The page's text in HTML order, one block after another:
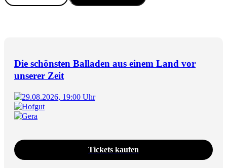
Die schönsten Balladen aus einem Land vor
unserer Zeit
29.08.2026, 19:00 Uhr
Hofgut
Gera
Tickets kaufen